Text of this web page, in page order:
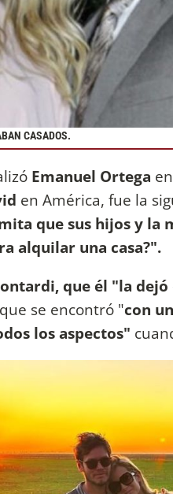
CASADOS.
Emanuel Ortega
en América, fue la
que sus hijos y la
alquilar una casa?".
que él "la
se encontró "con
los aspectos"